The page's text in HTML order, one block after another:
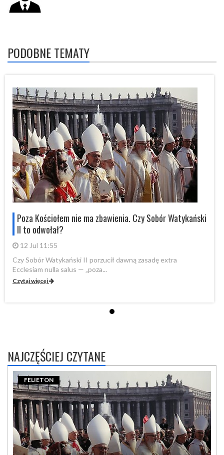
PODOBNE TEMATY
Poza Kościołem nie ma zbawienia. Czy Sobór Watykański
II to odwołał?
12 Jul 11:55
Czy Sobór Watykański II porzucił dawną zasadę extra
Ecclesiam nulla salus — „poza...
Czytaj więcej
NAJCZĘŚCIEJ CZYTANE
FELIETON